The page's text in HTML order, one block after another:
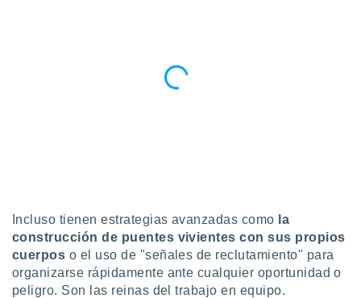
Incluso tienen estrategias avanzadas como la
construcción de puentes vivientes con sus propios
cuerpos o el uso de "señales de reclutamiento" para
organizarse rápidamente ante cualquier oportunidad o
peligro. Son las reinas del trabajo en equipo.